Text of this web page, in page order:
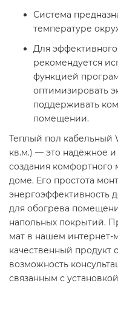
Система
температуре
Для
рекомендуется
функцией
оптимизировать
поддерживать
помещении.​
Теплый пол кабельный
кв.м.) — это надёжное
создания
доме. Его простота
энергоэффективность
для обогрева
напольных покрытий.
мат в нашем интернет-
качественный продукт
возможность
связанным с